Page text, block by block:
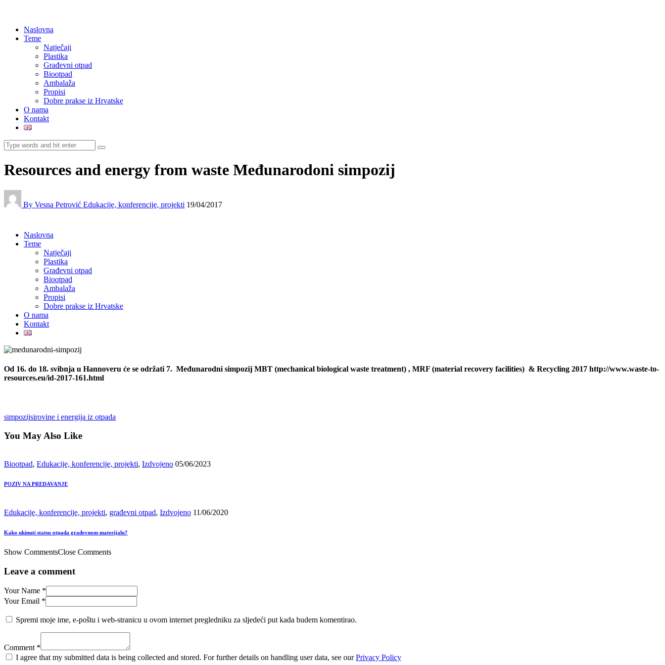
Naslovna
Teme
Natječaji
Plastika
Građevni otpad
Biootpad
Ambalaža
Propisi
Dobre prakse iz Hrvatske
O nama
Kontakt
Resources and energy from waste Međunarodoni simpozij
By Vesna Petrović Edukacije, konferencije, projekti 19/04/2017
Naslovna
Teme
Natječaji
Plastika
Građevni otpad
Biootpad
Ambalaža
Propisi
Dobre prakse iz Hrvatske
O nama
Kontakt
Od 16. do 18. svibnja u Hannoveru će se održati 7. Međunarodni simpozij MBT (mechanical biological waste treatment) , MRF (material recovery facilities) & Recycling 2017 http://www.waste-to-
resources.eu/id-2017-161.html
simpozijsirovine i energija iz otpada
You May Also Like
Biootpad, Edukacije, konferencije, projekti, Izdvojeno 05/06/2023
POZIV NA PREDAVANJE
Edukacije, konferencije, projekti, građevni otpad, Izdvojeno 11/06/2020
Kako ukinuti status otpada građevnom materijalu?
Show CommentsClose Comments
Leave a comment
Your Name *
Your Email *
Spremi moje ime, e-poštu i web-stranicu u ovom internet pregledniku za sljedeći put kada budem komentirao.
Comment *
I agree that my submitted data is being collected and stored. For further details on handling user data, see ourPrivacy Policy